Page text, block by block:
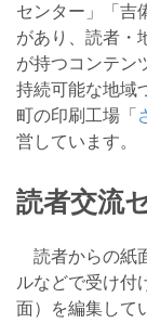
センター」「吉
があり、読者・
が持つコンテン
持続可能な地域
町の印刷工場「
営しています。
読者交流
読者からの紙
ルなどで受け付
面）を編集して